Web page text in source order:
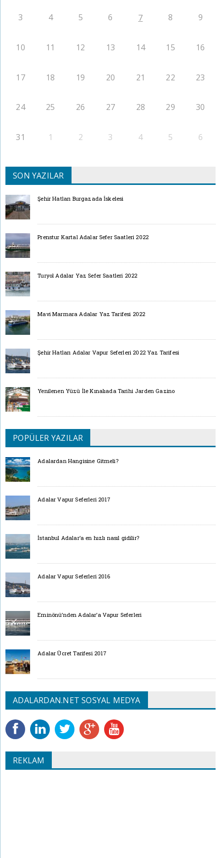
3 4 5 6 7 8 9
10 11 12 13 14 15 16
17 18 19 20 21 22 23
24 25 26 27 28 29 30
31 1 2 3 4 5 6
SON YAZILAR
Şehir Hatları Burgazada İskelesi
Prenstur Kartal Adalar Sefer Saatleri 2022
Turyol Adalar Yaz Sefer Saatleri 2022
Mavi Marmara Adalar Yaz Tarifesi 2022
Şehir Hatları Adalar Vapur Seferleri 2022 Yaz Tarifesi
Yenilenen Yüzü İle Kınalıada Tarihi Jarden Gazino
POPÜLER YAZILAR
Adalardan Hangisine Gitmeli?
Adalar Vapur Seferleri 2017
İstanbul Adalar’a en hızlı nasıl gidilir?
Adalar Vapur Seferleri 2016
Eminönü’nden Adalar’a Vapur Seferleri
Adalar Ücret Tarifesi 2017
ADALARDAN.NET SOSYAL MEDYA
REKLAM